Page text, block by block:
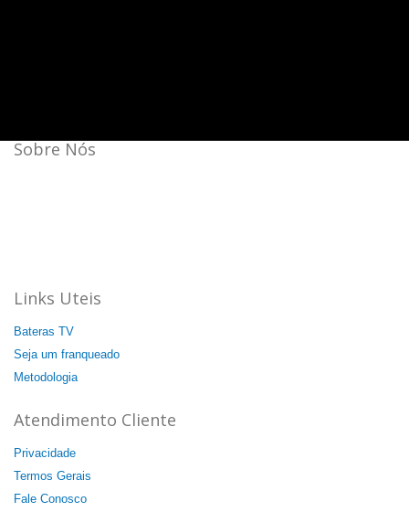
Sobre Nós
Links Uteis
Bateras TV
Seja um franqueado
Metodologia
Atendimento Cliente
Privacidade
Termos Gerais
Fale Conosco